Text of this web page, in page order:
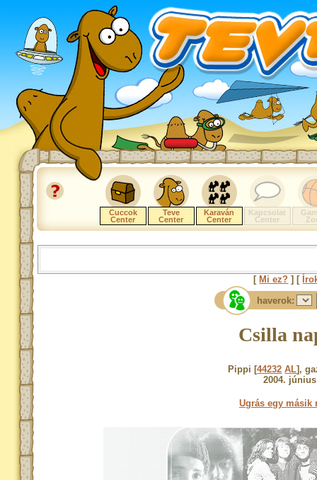
Cuccok
Center
Teve
Center
Karaván
Center
Kapcsolat
Center
[ Mi ez? ] [
haverok:
Csilla
Pippi [44232 AL],
2004.
Ugrás egy másik